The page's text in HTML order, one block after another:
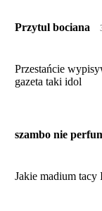
Przytul bociana
Przestańcie
gazeta taki idol
szambo nie
Jakie madium tacy